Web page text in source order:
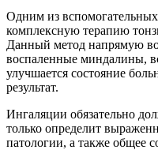
Одним из
комплексную терапию
Данный метод напрямую
воспаленные миндалины,
улучшается состояние
результат.
Ингаляции обязательно
только определит
патологии, а также общее